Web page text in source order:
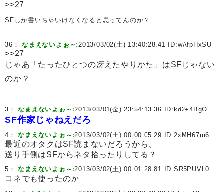
>>27
SFしか書いちゃいけなくなると思ってんのか？
36：なまえないよぉ～:2013/03/02(土) 13:40:28.41 ID:wAfpHxSU
>>27
じゃあ「たったひとつの冴えたやりかた」はSFじゃない
のか？
3：なまえないよぉ～:2013/03/01(金) 23:54:13.36 ID: kd2+4BgO
SF作家じゃねえだろ
4：なまえないよぉ～:2013/03/02(土) 00:00:05.29 ID:2xMH67m6
最近のオタクはSF読まないだろうから、
送り手側はSFからネタ拾ったりしてる？
5：なまえないよぉ～:2013/03/02(土) 00:01:28.81 ID:SR5PUVL0
コネでも使ったのか